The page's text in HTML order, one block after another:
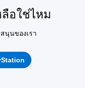
อใช่ไหม
นุนของเรา